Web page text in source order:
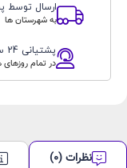
ارسال توسط
به شهرستان ها
پشتیانی 24 ساعته
در تمام روزهای
نظرات (0)